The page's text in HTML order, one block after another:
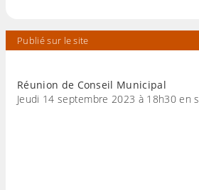
Publié sur le site
Réunion de Conseil Municipal
Jeudi 14 septembre 2023 à 18h30 en